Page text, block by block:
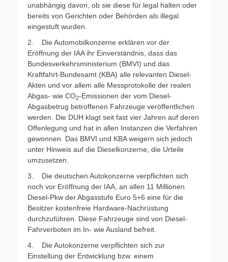
unabhängig davon, ob sie diese für legal halten oder
bereits von Gerichten oder Behörden als illegal
eingestuft wurden.
2. Die Automobilkonzerne erklären vor der
Eröffnung der IAA ihr Einverständnis, dass das
Bundesverkehrsministerium (BMVI) und das
Kraftfahrt-Bundesamt (KBA) alle relevanten Diesel-
Akten und vor allem alle Messprotokolle der realen
Abgas- wie CO2-Emissionen der vom Diesel-
Abgasbetrug betroffenen Fahrzeuge veröffentlichen
werden. Die DUH klagt seit fast vier Jahren auf deren
Offenlegung und hat in allen Instanzen die Verfahren
gewonnen. Das BMVI und KBA weigern sich jedoch
unter Hinweis auf die Dieselkonzerne, die Urteile
umzusetzen.
3. Die deutschen Autokonzerne verpflichten sich
noch vor Eröffnung der IAA, an allen 11 Millionen
Diesel-Pkw der Abgasstufe Euro 5+6 eine für die
Besitzer kostenfreie Hardware-Nachrüstung
durchzuführen. Diese Fahrzeuge sind von Diesel-
Fahrverboten im In- wie Ausland befreit.
4. Die Autokonzerne verpflichten sich zur
Einstellung der Entwicklung bzw. einem